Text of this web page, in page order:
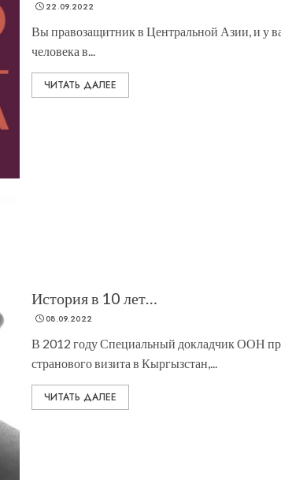
22.09.2022
Вы правозащитник в Центральной Азии, и у
человека в...
ЧИТАТЬ ДАЛЕЕ
История в 10 лет…
08.09.2022
В 2012 году Специальный докладчик ООН
странового визита в Кыргызстан,...
ЧИТАТЬ ДАЛЕЕ